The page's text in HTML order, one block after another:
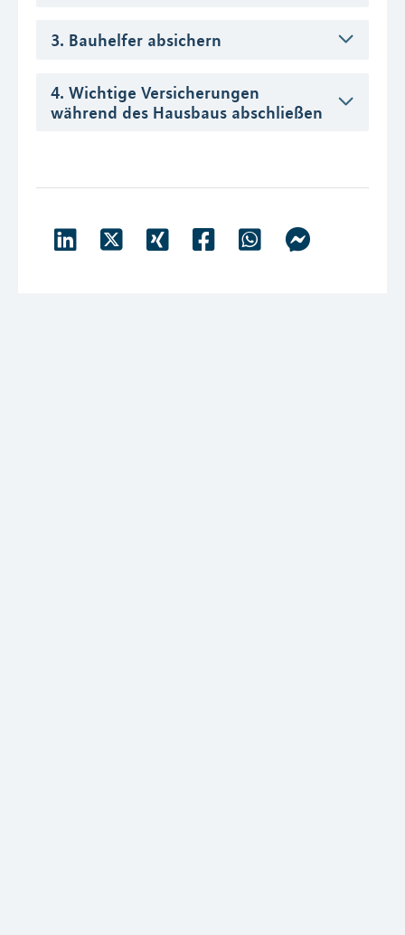
3. Bauhelfer absichern
4. Wichtige Versicherungen
während des Hausbaus abschließen